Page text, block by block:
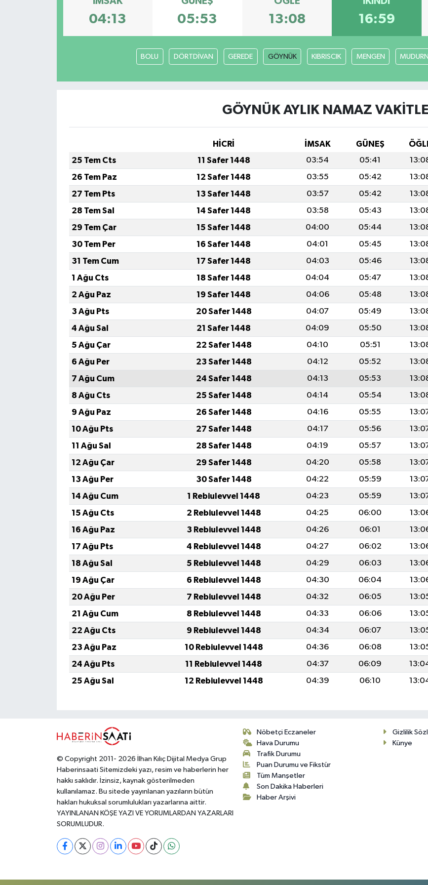
04:13 05:53 13:08 16:59
BOLU DÖRTDİVAN GEREDE GÖYNÜK KIBRISCIK MENGEN
GÖYNÜK AYLIK NAMAZ
HİCRİ İMSAK GÜNEŞ
25 Tem Cts
11 Safer 1448 03:54 05:41
26 Tem Paz
12 Safer 1448 03:55 05:42
27 Tem Pts
13 Safer 1448 03:57 05:42
28 Tem Sal
14 Safer 1448 03:58 05:43
29 Tem Çar
15 Safer 1448 04:00 05:44
30 Tem Per
16 Safer 1448 04:01 05:45
31 Tem Cum
17 Safer 1448 04:03 05:46
1 Ağu Cts
18 Safer 1448 04:04 05:47
2 Ağu Paz
19 Safer 1448 04:06 05:48
3 Ağu Pts
20 Safer 1448 04:07 05:49
4 Ağu Sal
21 Safer 1448 04:09 05:50
5 Ağu Çar
22 Safer 1448 04:10 05:51
6 Ağu Per
23 Safer 1448 04:12 05:52
7 Ağu Cum
24 Safer 1448 04:13 05:53
8 Ağu Cts
25 Safer 1448 04:14 05:54
9 Ağu Paz
26 Safer 1448 04:16 05:55
10 Ağu Pts
27 Safer 1448 04:17 05:56
11 Ağu Sal
28 Safer 1448 04:19 05:57
12 Ağu Çar
29 Safer 1448 04:20 05:58
13 Ağu Per
30 Safer 1448 04:22 05:59
14 Ağu Cum
1 Rebiulevvel 1448 04:23 05:59
15 Ağu Cts
2 Rebiulevvel 1448 04:25 06:00
16 Ağu Paz
3 Rebiulevvel 1448 04:26 06:01
17 Ağu Pts
4 Rebiulevvel 1448 04:27 06:02
18 Ağu Sal
5 Rebiulevvel 1448 04:29 06:03
19 Ağu Çar
6 Rebiulevvel 1448 04:30 06:04
20 Ağu Per
7 Rebiulevvel 1448 04:32 06:05
21 Ağu Cum
8 Rebiulevvel 1448 04:33 06:06
22 Ağu Cts
9 Rebiulevvel 1448 04:34 06:07
23 Ağu Paz
10 Rebiulevvel 1448 04:36 06:08
24 Ağu Pts
11 Rebiulevvel 1448 04:37 06:09
25 Ağu Sal
12 Rebiulevvel 1448 04:39 06:10
© Copyright 2011- 2026 İlhan Kılıç Dijital Medya Grup
Haberinsaati Sitemizdeki yazı, resim ve haberlerin her
hakkı saklıdır. İzinsiz, kaynak gösterilmeden
kullanılamaz. Bu sitede yayınlanan yazıların bütün
hakları hukuksal sorumlulukları yazarlarına aittir.
YAYINLANAN KÖŞE YAZI VE YORUMLARDAN YAZARLARI
SORUMLUDUR.
Nöbetçi Eczaneler
Hava Durumu
Trafik Durumu
Puan Durumu ve Fikstür
Tüm Manşetler
Son Dakika Haberleri
Haber Arşivi
Gizlilik
Künye